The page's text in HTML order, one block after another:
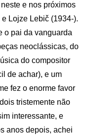
e nos próximos
Lojze Lebič (1934-).
o pai da vanguarda
neoclássicas, do
do compositor
de achar), e um
fez o enorme favor
tristemente não
interessante, e
anos depois, achei